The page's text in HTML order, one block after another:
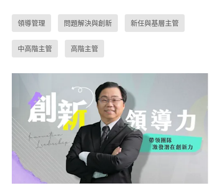
課程
報名
領導管理 問題解決與創新 新任與基層主管
中高階主管 高階主管